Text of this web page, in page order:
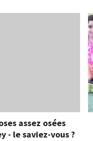
assez osées
- le saviez-vous ?